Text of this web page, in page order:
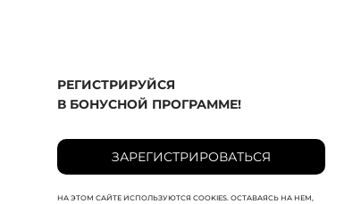
РЕГИСТРИРУЙСЯ
В БОНУСНОЙ ПРОГРАММЕ!
ЗАРЕГИСТРИРОВАТЬСЯ
НА ЭТОМ САЙТЕ ИСПОЛЬЗУЮТСЯ COOKIES. ОСТАВАЯСЬ НА НЕМ,